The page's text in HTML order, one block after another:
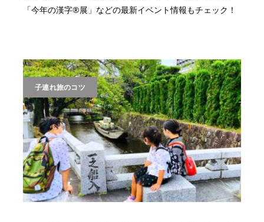
「今年の漢字®展」などの最新イベント情報もチェック！
子連れ旅のコツ